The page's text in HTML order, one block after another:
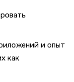
и опыт
как